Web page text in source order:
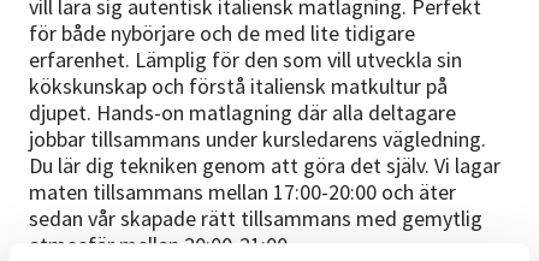
vill lära sig autentisk italiensk matlagning. Perfekt
för både nybörjare och de med lite tidigare
erfarenhet. Lämplig för den som vill utveckla sin
kökskunskap och förstå italiensk matkultur på
djupet. Hands-on matlagning där alla deltagare
jobbar tillsammans under kursledarens vägledning.
Du lär dig tekniken genom att göra det själv. Vi lagar
maten tillsammans mellan 17:00-20:00 och äter
sedan vår skapade rätt tillsammans med gemytlig
atmosfär mellan 20:00-21:00.